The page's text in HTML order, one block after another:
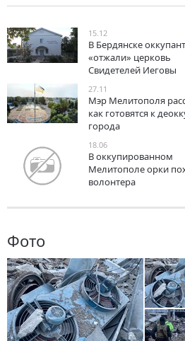
15.12
В Бердянске
«отжали» церковь
Свидетелей Иеговы
27.11
Мэр Мелитополя
как готовятся к
города
18.06
В оккупированном
Мелитополе орки
волонтера
Фото